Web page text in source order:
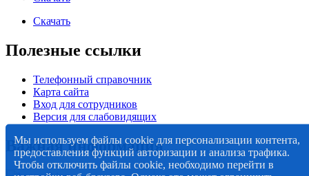
Скачать
Полезные ссылки
Телефонный справочник
Карта сайта
Вход для сотрудников
Версия для слабовидящих
Важная информация
Мы используем файлы cookie для персонализации контента,
предоставления функций авторизации и анализа трафика.
Чтобы отключить файлы cookie, необходимо перейти в